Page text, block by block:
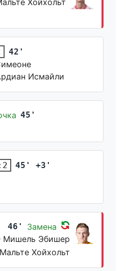
Хойхольт
42'
Исмайли
45'
45' +3'
46' Замена
Мишель Эбишер
Мальте Хойхольт